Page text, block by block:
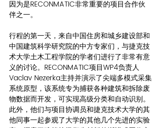
因为是RECONMATIC非常重要的项目合作伙
伴之一。
行程的第一天，来自中国住房和城乡建设部和
中国建筑科学研究院的中方专家们，与捷克技
术大学土木工程学院的学者们进行了非常有意
义的讨论。RECONMATIC项目WP4负责人
Vaclav Nezerka主持并演示了尖端多模式采集
系统原型，该系统专为捕获各种建筑和拆除废
物数据而开发，可实现高级分类和自动识别。
此外，他们与项目协调员和捷克技术大学的其
他同事一起参观了大学的其他几个先进的实验